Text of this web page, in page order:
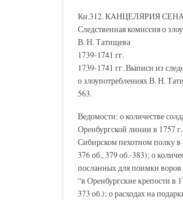
Кн.312. КАНЦЕЛЯРИЯ
Следственная комиссия о
В. Н. Татищева
1739-1741 гг.
1739-1741 гг. Выписи из
о злоупотреблениях В. Н.
563.
Ведомости: о количестве
Оренбургской линии в 1757
Сибирском пехотном полку в
376 об., 379 об.-383); о
посланных для поимки воров
“в Оренбургские крепости в
373 об.); о расходах на